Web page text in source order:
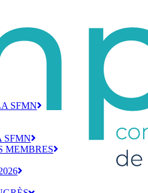
SFMN
SFMN
MEMBRES